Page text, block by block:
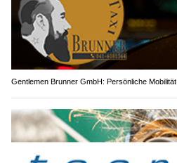
Gentlemen Brunner GmbH: Persönliche